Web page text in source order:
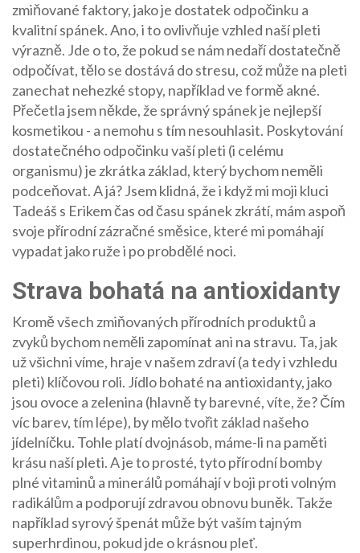
zmiňované faktory, jako je dostatek odpočinku a
kvalitní spánek. Ano, i to ovlivňuje vzhled naší pleti
výrazně. Jde o to, že pokud se nám nedaří dostatečně
odpočívat, tělo se dostává do stresu, což může na pleti
zanechat nehezké stopy, například ve formě akné.
Přečetla jsem někde, že správný spánek je nejlepší
kosmetikou - a nemohu s tím nesouhlasit. Poskytování
dostatečného odpočinku vaší pleti (i celému
organismu) je zkrátka základ, který bychom neměli
podceňovat. A já? Jsem klidná, že i když mi moji kluci
Tadeáš s Erikem čas od času spánek zkrátí, mám aspoň
svoje přírodní zázračné směsice, které mi pomáhají
vypadat jako ruže i po probdělé noci.
Strava bohatá na antioxidanty
Kromě všech zmiňovaných přírodních produktů a
zvyků bychom neměli zapomínat ani na stravu. Ta, jak
už všichni víme, hraje v našem zdraví (a tedy i vzhledu
pleti) klíčovou roli. Jídlo bohaté na antioxidanty, jako
jsou ovoce a zelenina (hlavně ty barevné, víte, že? Čím
víc barev, tím lépe), by mělo tvořit základ našeho
jídelníčku. Tohle platí dvojnásob, máme-li na paměti
krásu naší pleti. A je to prosté, tyto přírodní bomby
plné vitaminů a minerálů pomáhají v boji proti volným
radikálům a podporují zdravou obnovu buněk. Takže
například syrový špenát může být vaším tajným
superhrdinou, pokud jde o krásnou pleť.